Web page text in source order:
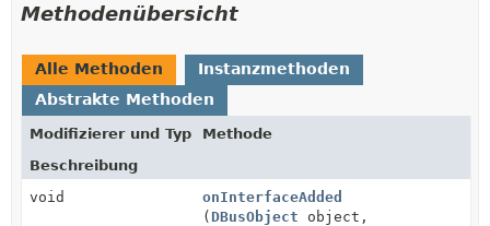
Methodenübersicht
Alle Methoden
Instanzmethoden
Abstrakte Methoden
Modifizierer und Typ
Methode
Beschreibung
void
onInterfaceAdded
( DBusObject object,